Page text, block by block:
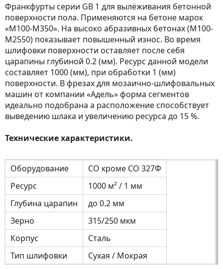
Франкфурты серии GB 1 для вылёживания бетонной
поверхности пола. Применяются на бетоне марок
«М100-М350». На высоко абразивных бетонах (М100-
М2550) показывает повышенный износ. Во время
шлифовки поверхности оставляет после себя
царапины глубиной 0.2 (мм). Ресурс данной модели
составляет 1000 (мм), при обработки 1 (мм)
поверхности. В фрезах для мозаично-шлифовальных
машин от компании «Адель» форма сегментов
идеально подобрана а расположение способствует
выведению шлака и увеличению ресурса до 15 %.
Технические характеристики.
Оборудование
СО кроме СО 327Ф
Ресурс
1000 м² / 1 мм
Глубина царапин
до 0.2 мм
Зерно
315/250 мкм
Корпус
Сталь
Тип шлифовки
Сухая / Мокрая